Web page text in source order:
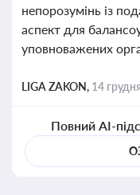
непорозумінь із
аспект для
уповноважених
LIGA ZAKON, 14
Повний AI-